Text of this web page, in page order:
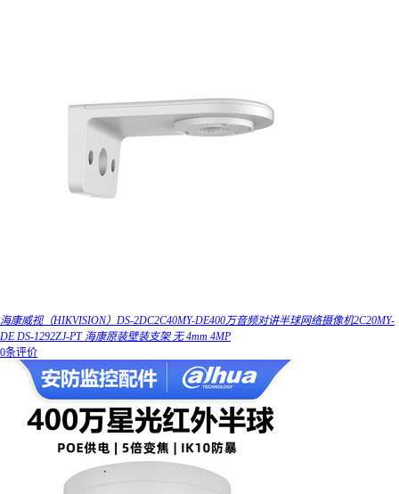
海康威视（HIKVISION）DS-2DC2C40MY-DE400万音频对讲半球网络摄像机2C20MY-
DE DS-1292ZJ-PT 海康原装壁装支架 无 4mm 4MP
0条评价